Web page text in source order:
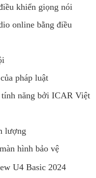
khiển giọng nói
online bằng điều
pháp luật
năng bởi ICAR Việt
lượng
hình bảo vệ